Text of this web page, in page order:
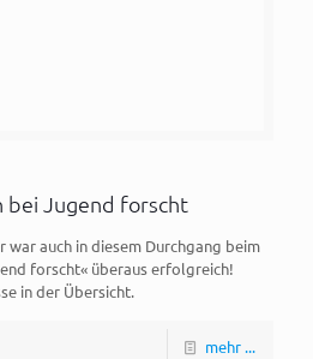
bei Jugend forscht
war auch in diesem Durchgang beim
forscht« überaus erfolgreich!
in der Übersicht.
mehr ...